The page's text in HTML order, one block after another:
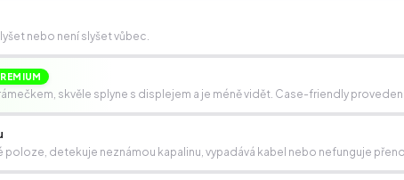
nebo není slyšet vůbec.
skvěle splyne s displejem a je méně vidět. Case-friendly
poloze, detekuje neznámou kapalinu, vypadává kabel nebo nefunguje